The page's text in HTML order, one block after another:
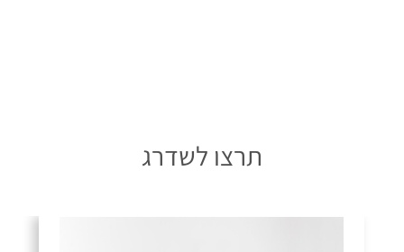
תרצו לשדרג